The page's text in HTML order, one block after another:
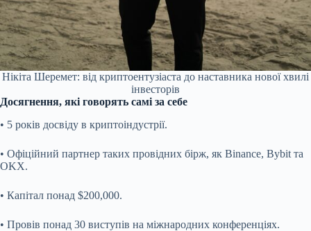
Нікіта Шеремет: від криптоентузіаста до наставника нової хвилі
інвесторів
Досягнення, які говорять самі за себе
• 5 років досвіду в криптоіндустрії.
• Офіційний партнер таких провідних бірж, як Binance, Bybit та
OKX.
• Капітал понад $200,000.
• Провів понад 30 виступів на міжнародних конференціях.